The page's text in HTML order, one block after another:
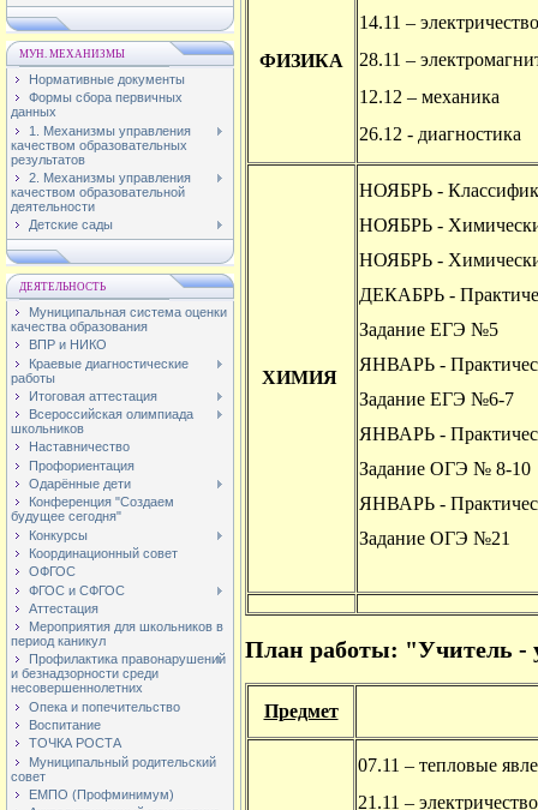
МУН. МЕХАНИЗМЫ
Нормативные документы
Формы сбора первичных
данных
1. Механизмы управления
качеством образовательных
результатов
2. Механизмы управления
качеством образовательной
деятельности
Детские сады
ДЕЯТЕЛЬНОСТЬ
Муниципальная система оценки
качества образования
ВПР и НИКО
Краевые диагностические
работы
Итоговая аттестация
Всероссийская олимпиада
школьников
Наставничество
Профориентация
Одарённые дети
Конференция "Создаем
будущее сегодня"
Конкурсы
Координационный совет
ОФГОС
ФГОС и СФГОС
Аттестация
Мероприятия для школьников в
период каникул
Профилактика правонарушений
и безнадзорности среди
несовершеннолетних
Опека и попечительство
Воспитание
ТОЧКА РОСТА
Муниципальный родительский
совет
ЕМПО (Профминимум)
ФИЗИКА
14.11 – электричество
28.11 –
12.12 – механика
26.12 - диагностика
ХИМИЯ
НОЯБРЬ -
НОЯБРЬ -
НОЯБРЬ -
ДЕКАБРЬ -
Задание ЕГЭ №5
ЯНВАРЬ -
Задание ЕГЭ №6-7
ЯНВАРЬ -
Задание ОГЭ № 8-10
ЯНВАРЬ -
Задание ОГЭ №21
План работы: "Учитель -
Предмет
07.11 – тепловые
21.11 – электричество